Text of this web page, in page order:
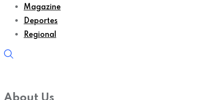
Magazine
Deportes
Regional